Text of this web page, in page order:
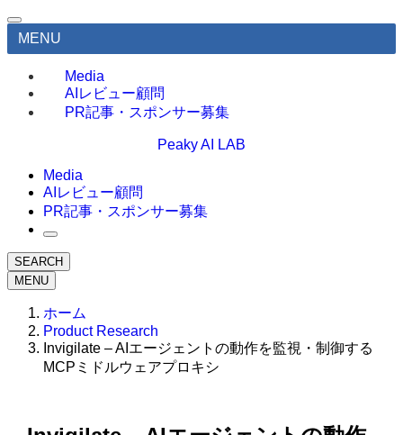
MENU
Media
AIレビュー顧問
PR記事・スポンサー募集
Peaky AI LAB
Media
AIレビュー顧問
PR記事・スポンサー募集
SEARCH
MENU
ホーム
Product Research
Invigilate – AIエージェントの動作を監視・制御する
MCPミドルウェアプロキシ